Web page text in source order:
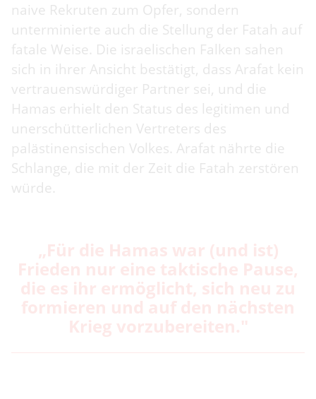
naive Rekruten zum Opfer, sondern
unterminierte auch die Stellung der Fatah auf
fatale Weise. Die israelischen Falken sahen
sich in ihrer Ansicht bestätigt, dass Arafat kein
vertrauenswürdiger Partner sei, und die
Hamas erhielt den Status des legitimen und
unerschütterlichen Vertreters des
palästinensischen Volkes. Arafat nährte die
Schlange, die mit der Zeit die Fatah zerstören
würde.